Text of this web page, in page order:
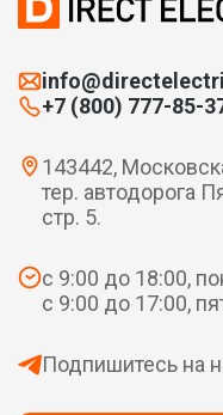
+7 (800) 777-85-
143442,
тер. автодорога
стр. 5.
с 9:00 до 18:00,
с 9:00 до 17:00,
Подпишитесь на